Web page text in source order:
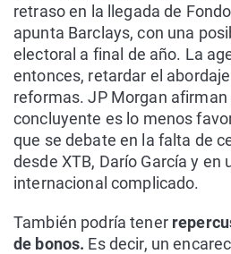
retraso en la llegada de
apunta Barclays, con una
electoral a final de año. La
entonces, retardar el
reformas. JP Morgan
concluyente es lo menos
que se debate en la falta de
desde XTB, Darío García y en
internacional complicado.
También podría tener
de bonos. Es decir, un